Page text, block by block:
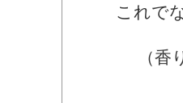
これで
（